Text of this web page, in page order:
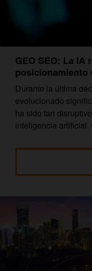
GEO SEO: La IA
posicionamiento
Durante la última
evolucionado
ha sido tan
inteligencia artificial.